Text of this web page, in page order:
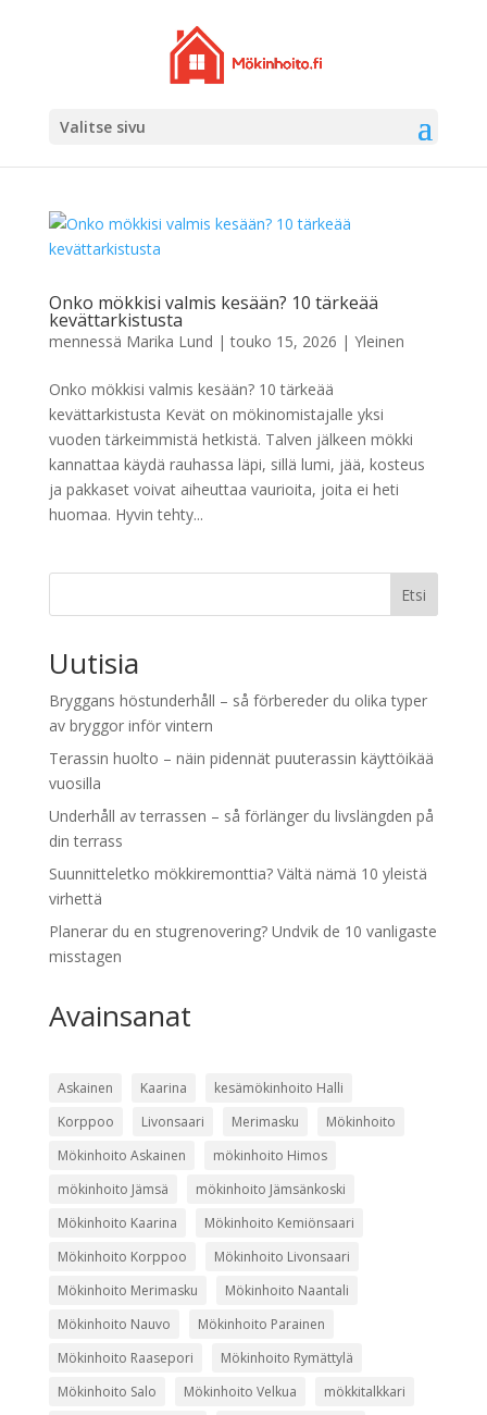
Valitse sivu
Onko mökkisi valmis kesään? 10 tärkeää
kevättarkistusta
mennessä Marika Lund |touko 15, 2026 | Yleinen
Onko mökkisi valmis kesään? 10 tärkeää
kevättarkistusta Kevät on mökinomistajalle yksi
vuoden tärkeimmistä hetkistä. Talven jälkeen mökki
kannattaa käydä rauhassa läpi, sillä lumi, jää, kosteus
ja pakkaset voivat aiheuttaa vaurioita, joita ei heti
huomaa. Hyvin tehty...
Etsi
Uutisia
Bryggans höstunderhåll – så förbereder du olika typer
av bryggor inför vintern
Terassin huolto – näin pidennät puuterassin käyttöikää
vuosilla
Underhåll av terrassen – så förlänger du livslängden på
din terrass
Suunnitteletko mökkiremonttia? Vältä nämä 10 yleistä
virhettä
Planerar du en stugrenovering? Undvik de 10 vanligaste
misstagen
Avainsanat
Askainen Kaarina
kesämökinhoito Halli
Korppoo
Livonsaari Merimasku
Mökinhoito
Mökinhoito Askainen
mökinhoito Himos
mökinhoito Jämsä
mökinhoito Jämsänkoski
Mökinhoito Kaarina
Mökinhoito Kemiönsaari
Mökinhoito Korppoo
Mökinhoito Livonsaari
Mökinhoito Merimasku
Mökinhoito Naantali
Mökinhoito Nauvo
Mökinhoito Parainen
Mökinhoito Raasepori
Mökinhoito Rymättylä
Mökinhoito Salo
Mökinhoito Velkua
mökkitalkkari